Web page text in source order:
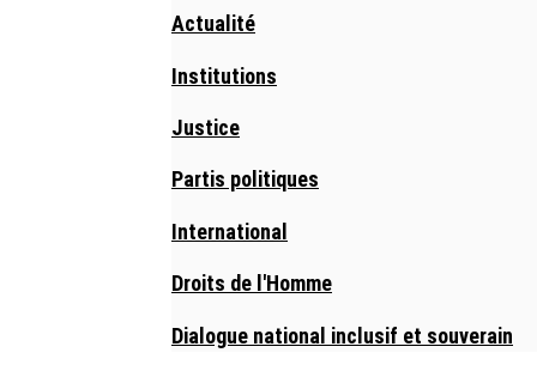
Actualité
Institutions
Justice
Partis politiques
International
Droits de l'Homme
Dialogue national inclusif et souverain